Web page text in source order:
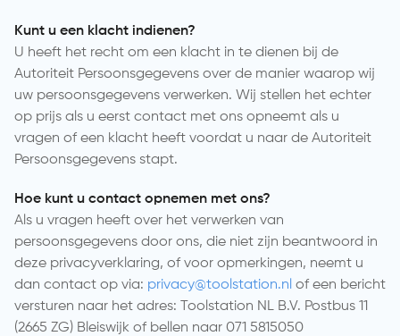
Kunt u een klacht indienen?
U heeft het recht om een klacht in te dienen bij de
Autoriteit Persoonsgegevens over de manier waarop wij
uw persoonsgegevens verwerken. Wij stellen het echter
op prijs als u eerst contact met ons opneemt als u
vragen of een klacht heeft voordat u naar de Autoriteit
Persoonsgegevens stapt.
Hoe kunt u contact opnemen met ons?
Als u vragen heeft over het verwerken van
persoonsgegevens door ons, die niet zijn beantwoord in
deze privacyverklaring, of voor opmerkingen, neemt u
dan contact op via: privacy@toolstation.nl of een bericht
versturen naar het adres: Toolstation NL B.V. Postbus 11
(2665 ZG) Bleiswijk of bellen naar 071 5815050